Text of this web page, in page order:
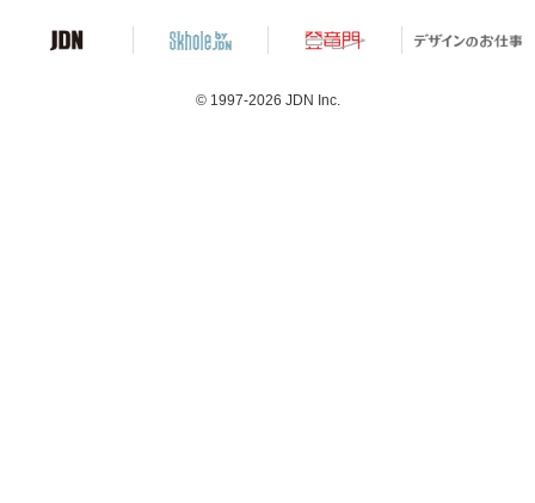
© 1997-2026 JDN Inc.